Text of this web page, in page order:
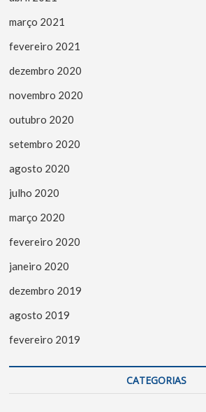
março 2021
fevereiro 2021
dezembro 2020
novembro 2020
outubro 2020
setembro 2020
agosto 2020
julho 2020
março 2020
fevereiro 2020
janeiro 2020
dezembro 2019
agosto 2019
fevereiro 2019
CATEGORIAS